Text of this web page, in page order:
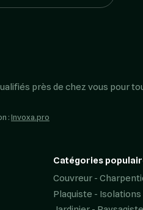
près de chez vous pour
:Invoxa.pro
Catégories
Couvreur -
Plaquiste -